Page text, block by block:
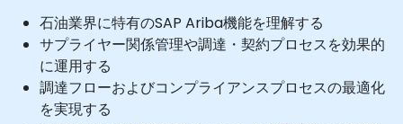
石油業界に特有のSAP Ariba機能を理解する
サプライヤー関係管理や調達・契約プロセスを効果的
に運用する
調達フローおよびコンプライアンスプロセスの最適化
を実現する